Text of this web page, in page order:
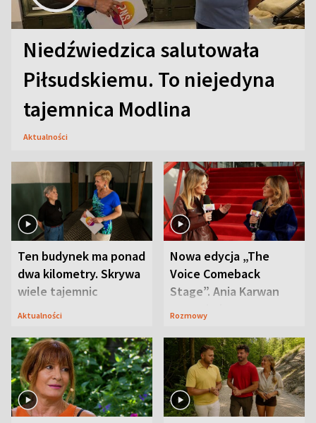
Niedźwiedzica salutowała
Piłsudskiemu. To niejedyna
tajemnica Modlina
Aktualności
Ten budynek ma ponad
dwa kilometry. Skrywa
wiele tajemnic
Aktualności
Nowa edycja „The
Voice Comeback
Stage”. Ania Karwan
zapowiada
Rozmowy